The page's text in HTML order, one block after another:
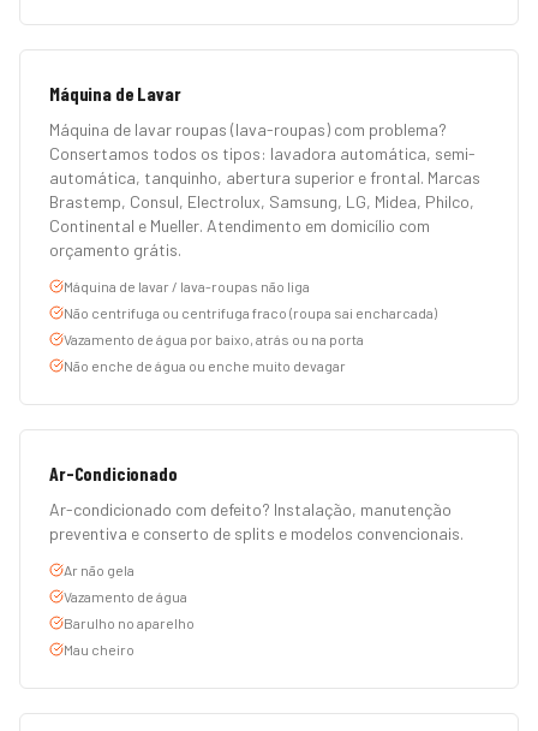
Máquina de Lavar
Máquina de lavar roupas (lava-roupas) com problema?
Consertamos todos os tipos: lavadora automática, semi-
automática, tanquinho, abertura superior e frontal. Marcas
Brastemp, Consul, Electrolux, Samsung, LG, Midea, Philco,
Continental e Mueller. Atendimento em domicílio com
orçamento grátis.
Máquina de lavar / lava-roupas não liga
Não centrifuga ou centrifuga fraco (roupa sai encharcada)
Vazamento de água por baixo, atrás ou na porta
Não enche de água ou enche muito devagar
Ar-Condicionado
Ar-condicionado com defeito? Instalação, manutenção
preventiva e conserto de splits e modelos convencionais.
Ar não gela
Vazamento de água
Barulho no aparelho
Mau cheiro